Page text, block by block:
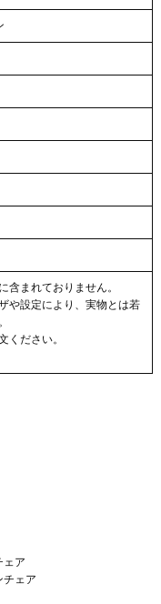
まれておりません。
や設定により、実物とは若
ください。
ェア
チェア